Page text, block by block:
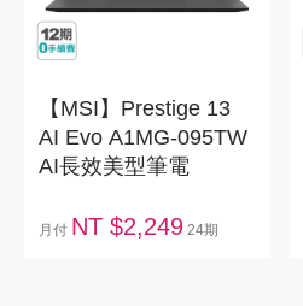
【MSI】Prestige 13
AI Evo A1MG-095TW
AI長效美型筆電
月付 NT $2,249 24期